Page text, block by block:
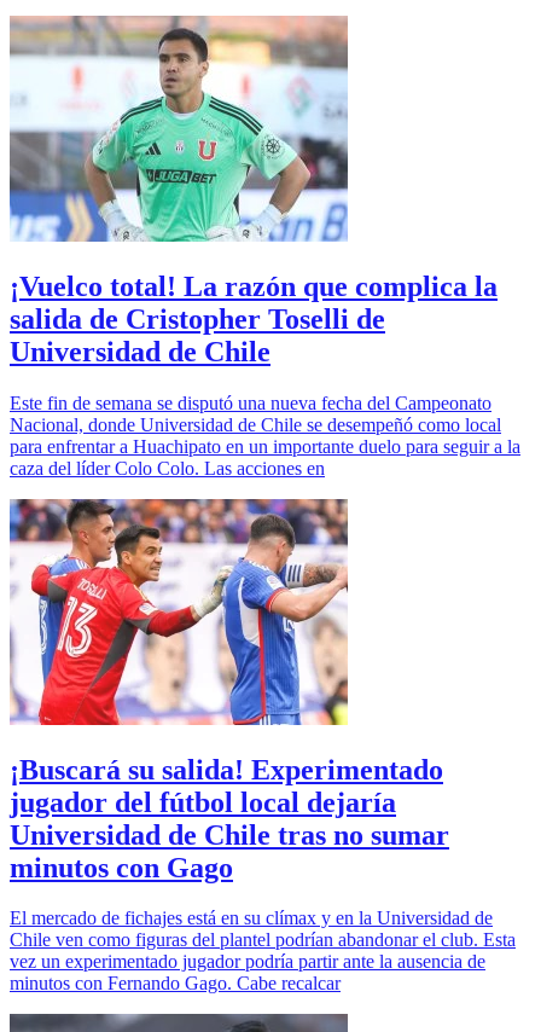
¡Vuelco total! La razón que complica la
salida de Cristopher Toselli de
Universidad de Chile
Este fin de semana se disputó una nueva fecha del Campeonato
Nacional, donde Universidad de Chile se desempeñó como local
para enfrentar a Huachipato en un importante duelo para seguir a la
caza del líder Colo Colo. Las acciones en
¡Buscará su salida! Experimentado
jugador del fútbol local dejaría
Universidad de Chile tras no sumar
minutos con Gago
El mercado de fichajes está en su clímax y en la Universidad de
Chile ven como figuras del plantel podrían abandonar el club. Esta
vez un experimentado jugador podría partir ante la ausencia de
minutos con Fernando Gago. Cabe recalcar